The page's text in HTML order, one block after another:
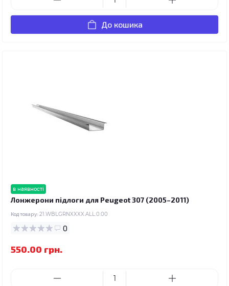
До кошика
в наявності
Лонжерони підлоги для Peugeot 307 (2005–2011)
Код товару: 21.WBLGRNXXXX.ALL.0.00
0
550.00 грн.